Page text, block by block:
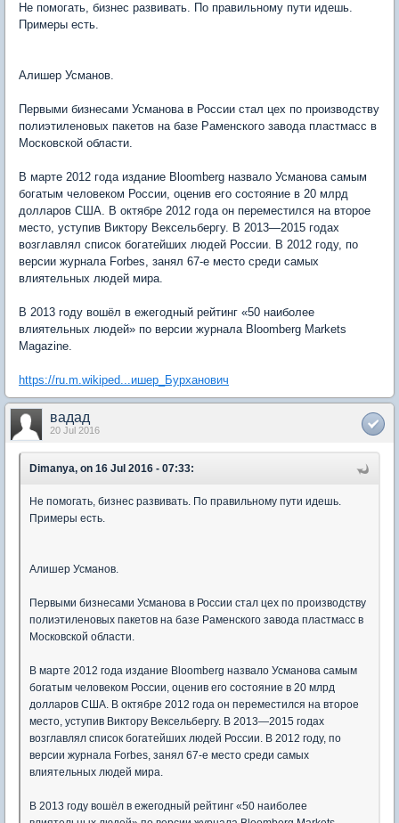
Не помогать, бизнес развивать. По правильному пути идешь.
Примеры есть.
Алишер Усманов.
Первыми бизнесами Усманова в России стал цех по производству
полиэтиленовых пакетов на базе Раменского завода пластмасс в
Московской области.
В марте 2012 года издание Bloomberg назвало Усманова самым
богатым человеком России, оценив его состояние в 20 млрд
долларов США. В октябре 2012 года он переместился на второе
место, уступив Виктору Вексельбергу. В 2013—2015 годах
возглавлял список богатейших людей России. В 2012 году, по
версии журнала Forbes, занял 67-е место среди самых
влиятельных людей мира.
В 2013 году вошёл в ежегодный рейтинг «50 наиболее
влиятельных людей» по версии журнала Bloomberg Markets
Magazine.
https://ru.m.wikiped...ишер_Бурханович
вадад
20 Jul 2016
Dimanya, on 16 Jul 2016 - 07:33:
Не помогать, бизнес развивать. По правильному пути идешь.
Примеры есть.
Алишер Усманов.
Первыми бизнесами Усманова в России стал цех по производству
полиэтиленовых пакетов на базе Раменского завода пластмасс в
Московской области.
В марте 2012 года издание Bloomberg назвало Усманова самым
богатым человеком России, оценив его состояние в 20 млрд
долларов США. В октябре 2012 года он переместился на второе
место, уступив Виктору Вексельбергу. В 2013—2015 годах
возглавлял список богатейших людей России. В 2012 году, по
версии журнала Forbes, занял 67-е место среди самых
влиятельных людей мира.
В 2013 году вошёл в ежегодный рейтинг «50 наиболее